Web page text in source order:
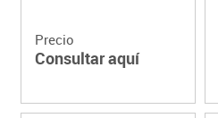
Precio
Consultar aquí